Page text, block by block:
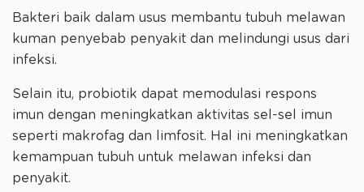
Bakteri baik dalam usus membantu tubuh melawan
kuman penyebab penyakit dan melindungi usus dari
infeksi.
Selain itu, probiotik dapat memodulasi respons
imun dengan meningkatkan aktivitas sel-sel imun
seperti makrofag dan limfosit. Hal ini meningkatkan
kemampuan tubuh untuk melawan infeksi dan
penyakit.